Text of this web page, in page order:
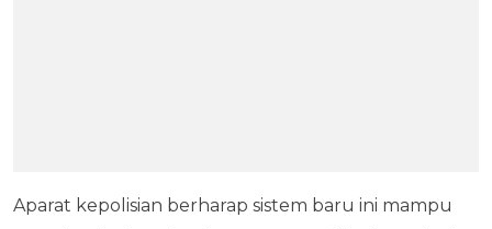
Aparat kepolisian berharap sistem baru ini mampu